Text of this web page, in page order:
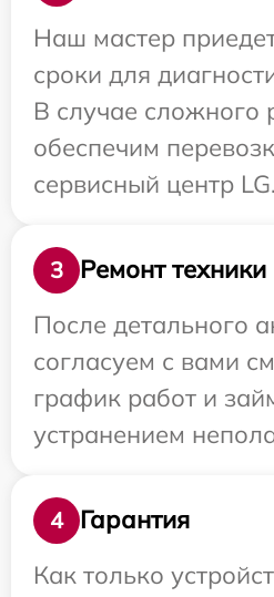
Наш мастер
сроки для
В случае сложного
обеспечим
сервисный центр LG.
3
Ремонт техники
После детального
согласуем с вами
график работ и
устранением
4
Гарантия
Как только